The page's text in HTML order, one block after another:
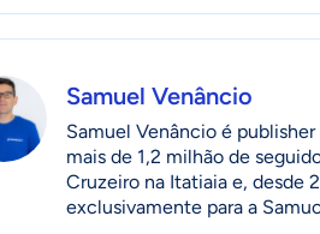
Samuel Venâncio
Samuel Venâncio é
mais de 1,2 milhão de
Cruzeiro na Itatiaia e, desde
exclusivamente para a